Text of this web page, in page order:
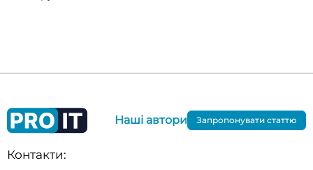
Контакти:
Наші автори Запропонувати статтю